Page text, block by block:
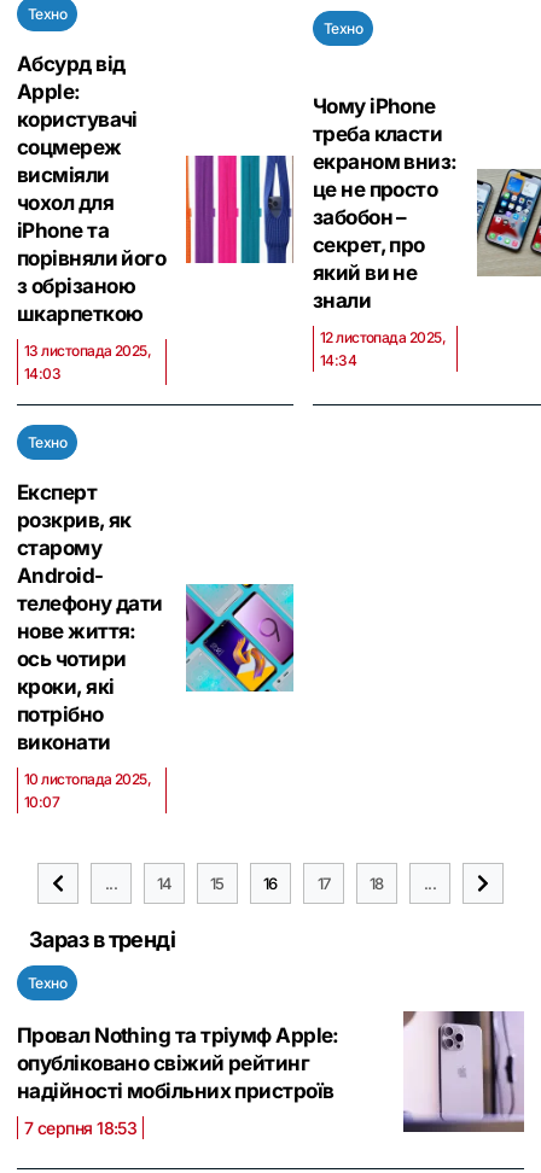
Техно
Абсурд від
Apple:
користувачі
соцмереж
висміяли
чохол для
iPhone та
порівняли його
з обрізаною
шкарпеткою
13 листопада 2025,
14:03
Техно
Чому iPhone
треба класти
екраном вниз:
це не просто
забобон –
секрет, про
який ви не
знали
12 листопада 2025,
14:34
Техно
Експерт
розкрив, як
старому
Android-
телефону дати
нове життя:
ось чотири
кроки, які
потрібно
виконати
10 листопада 2025,
10:07
... 14 15 16 17 18 ...
Зараз в тренді
Техно
Провал Nothing та тріумф Apple:
опубліковано свіжий рейтинг
надійності мобільних пристроїв
7 серпня 18:53